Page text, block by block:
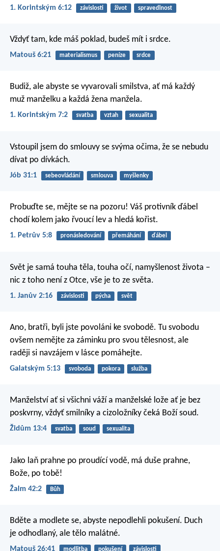
1. Korintským 6:12 závislosti život spravedlnost
Vždyť tam, kde máš poklad, budeš mít i srdce.
Matouš 6:21 materialismus peníze srdce
Budiž, ale abyste se vyvarovali smilstva, ať má každý
muž manželku a každá žena manžela.
1. Korintským 7:2 svatba vztah sexualita
Vstoupil jsem do smlouvy se svýma očima, že se nebudu
dívat po dívkách.
Jób 31:1 sebeovládání smlouva myšlenky
Probuďte se, mějte se na pozoru! Váš protivník ďábel
chodí kolem jako řvoucí lev a hledá kořist.
1. Petrův 5:8 pronásledování přemáhání ďábel
Svět je samá touha těla, touha očí, namyšlenost života –
nic z toho není z Otce, vše je to ze světa.
1. Janův 2:16 závislosti pýcha svět
Ano, bratři, byli jste povoláni ke svobodě. Tu svobodu
ovšem nemějte za záminku pro svou tělesnost, ale
raději si navzájem v lásce pomáhejte.
Galatským 5:13 svoboda pokora služba
Manželství ať si všichni váží a manželské lože ať je bez
poskvrny, vždyť smilníky a cizoložníky čeká Boží soud.
Židům 13:4 svatba soud sexualita
Jako laň prahne po proudící vodě, má duše prahne,
Bože, po tobě!
Žalm 42:2 Bůh
Bděte a modlete se, abyste nepodlehli pokušení. Duch
je odhodlaný, ale tělo malátné.
Matouš 26:41 modlitba pokušení závislosti